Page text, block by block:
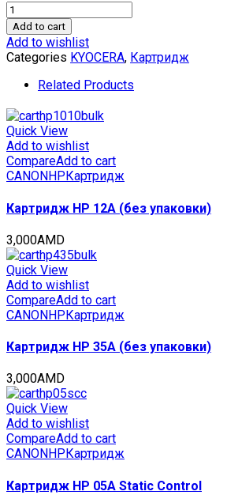
Тонер-
картридж
(PK216)
TK-
8335M
для
TASKalfa
3252ci/3253ci
(CET)
Magenta,
240г,
стр.,
CET141427R
quantity
Add to cart
Add to wishlist
Categories KYOCERA, Картридж
Related Products
Quick View
Add to wishlist
CompareAdd to cart
CANON HP Картридж
Картридж HP 12A (без упаковки)
3,000AMD
Quick View
Add to wishlist
CompareAdd to cart
CANONHPКартридж
Картридж HP 35A (без упаковки)
3,000AMD
Quick View
Add to wishlist
CompareAdd to cart
CANON HP Картридж
Картридж HP 05A Static Control